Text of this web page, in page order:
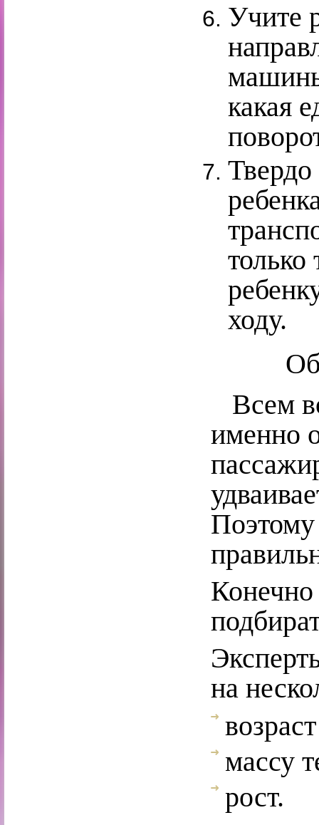
Учите
какая
только
ходу.
Всем
именно
Поэтому
на
массу
рост.